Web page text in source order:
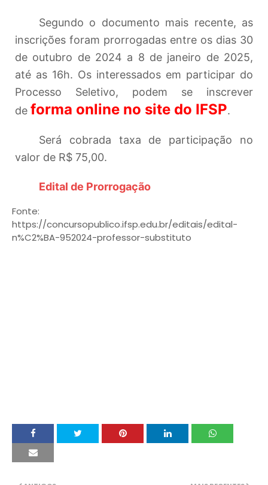
Segundo o documento mais recente, as
inscrições foram prorrogadas entre os dias 30
de outubro de 2024 a 8 de janeiro de 2025,
até as 16h. Os interessados em participar do
Processo Seletivo, podem se inscrever
de forma online no site do IFSP.
Será cobrada taxa de participação no
valor de R$ 75,00.
Edital de Prorrogação
Fonte:
https://concursopublico.ifsp.edu.br/editais/edital-
n%C2%BA-952024-professor-substituto